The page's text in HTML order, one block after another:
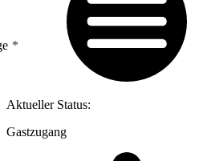
Aktueller Status:
Gastzugang